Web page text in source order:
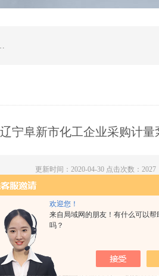
欢迎您！
来自局域网的朋友！有什么可以帮
吗？
管道泵，多级泵，隔膜泵，齿轮油泵
辽宁阜新市化工企业采购计量
更新时间：2020-04-30 点击次数：2027
0.5。生产检验完工，发货交付客户使用
大类。隔膜计量泵、柱塞计量泵
复式容积泵，用于精确计量，通
液体）。其流量可以进行0-100%